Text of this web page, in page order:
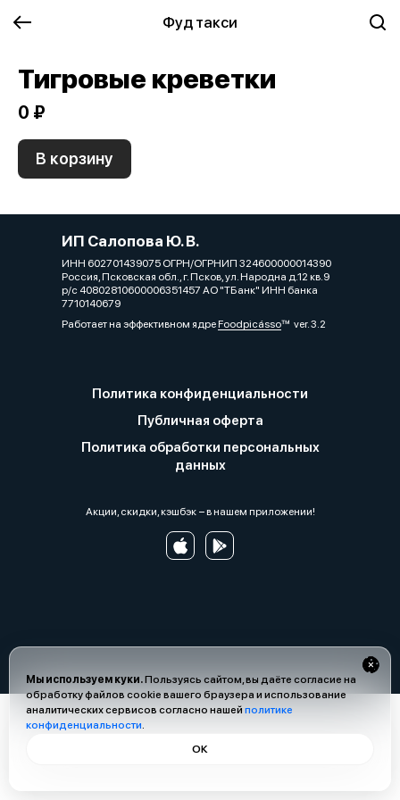
Фуд такси
Мы используем куки.Пользуясь сайтом, вы даёте согласие на
обработку файлов cookie вашего браузера и использование
аналитических сервисов согласно нашей политике
конфиденциальности.
ОК
Тигровые креветки
0 ₽
В корзину
ИП Салопова Ю. В.
ИНН 602701439075 ОГРН/ОГРНИП 324600000014390
Россия, Псковская обл., г. Псков, ул. Народна д.12 кв.9
р/с 40802810600006351457 АО "ТБанк" ИНН банка
7710140679
Работает на эффективном ядреFoodpicássover. 3.2
Политика конфиденциальности
Публичная оферта
Политика обработки персональных
данных
Акции, скидки, кэшбэк − в нашем приложении!